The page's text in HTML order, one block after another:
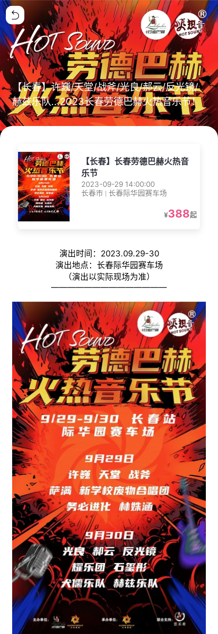
【长春】许巍/天堂/战斧/光良/郝云/反光镜/
赫兹乐队...2023长春劳德巴赫火热音乐节！
【长春】长春劳德巴赫火热音
乐节
2023-09-29 14:00:00
长春市 | 长春际华园赛车场
¥388起
演出时间：2023.09.29-30
演出地点：长春际华园赛车场
（演出以实际现场为准）
——————————————